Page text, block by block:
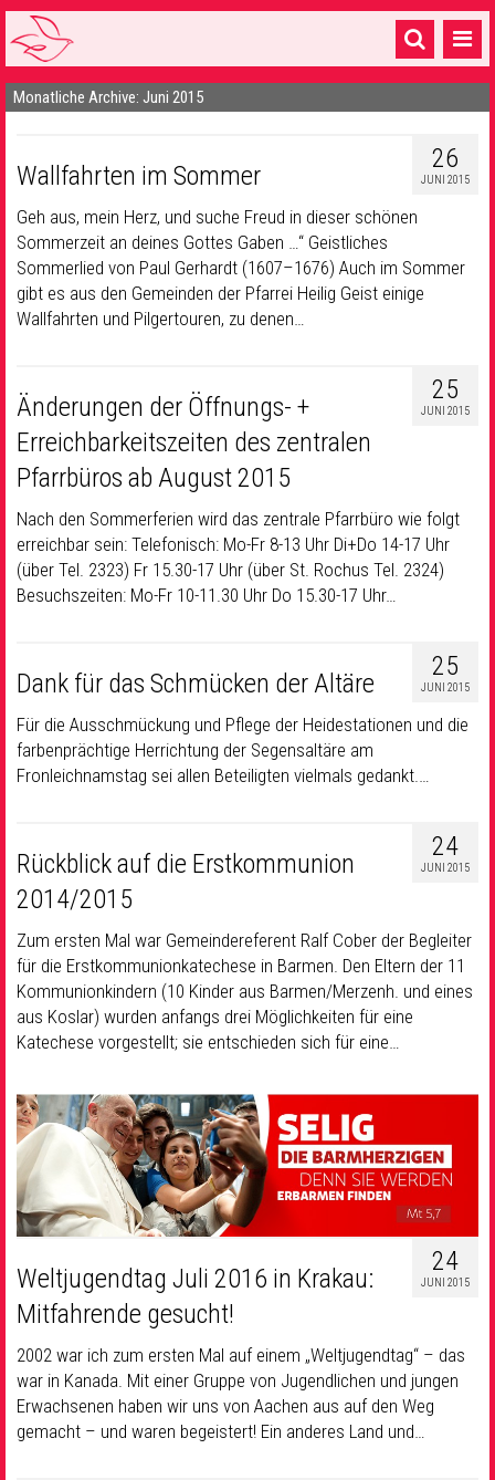
Startseite
16 Gemeinden & mehr
Gottesdienste & Sinnsuche
Sakramente & Feste
Gemeinschaft & Soziales
Seelsorge & Kontakt
Monatliche Archive: Juni 2015
26
JUNI 2015
Wallfahrten im Sommer
Geh aus, mein Herz, und suche Freud in dieser schönen
Sommerzeit an deines Gottes Gaben …“ Geistliches
Sommerlied von Paul Gerhardt (1607–1676) Auch im Sommer
gibt es aus den Gemeinden der Pfarrei Heilig Geist einige
Wallfahrten und Pilgertouren, zu denen…
25
JUNI 2015
Änderungen der Öffnungs- +
Erreichbarkeitszeiten des zentralen
Pfarrbüros ab August 2015
Nach den Sommerferien wird das zentrale Pfarrbüro wie folgt
erreichbar sein: Telefonisch: Mo-Fr 8-13 Uhr Di+Do 14-17 Uhr
(über Tel. 2323) Fr 15.30-17 Uhr (über St. Rochus Tel. 2324)
Besuchszeiten: Mo-Fr 10-11.30 Uhr Do 15.30-17 Uhr…
25
JUNI 2015
Dank für das Schmücken der Altäre
Für die Ausschmückung und Pflege der Heidestationen und die
farbenprächtige Herrichtung der Segensaltäre am
Fronleichnamstag sei allen Beteiligten vielmals gedankt.…
24
JUNI 2015
Rückblick auf die Erstkommunion
2014/2015
Zum ersten Mal war Gemeindereferent Ralf Cober der Begleiter
für die Erstkommunionkatechese in Barmen. Den Eltern der 11
Kommunionkindern (10 Kinder aus Barmen/Merzenh. und eines
aus Koslar) wurden anfangs drei Möglichkeiten für eine
Katechese vorgestellt; sie entschieden sich für eine…
24
JUNI 2015
Weltjugendtag Juli 2016 in Krakau:
Mitfahrende gesucht!
2002 war ich zum ersten Mal auf einem „Weltjugendtag“ – das
war in Kanada. Mit einer Gruppe von Jugendlichen und jungen
Erwachsenen haben wir uns von Aachen aus auf den Weg
gemacht – und waren begeistert! Ein anderes Land und…